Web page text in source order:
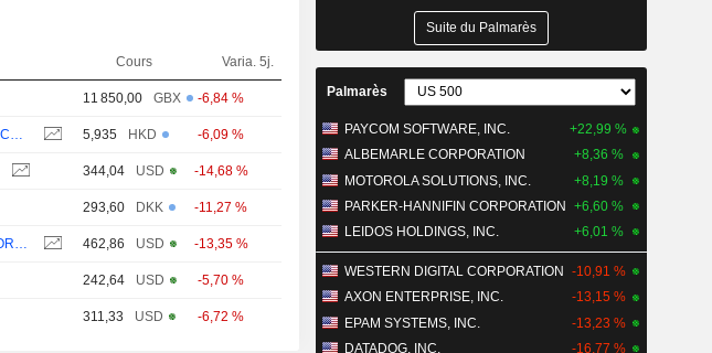
Cours Varia. 5j.
11 850,00 GBX -6,84 %
5,935 HKD -6,09 %
344,04 USD -14,68 %
293,60 DKK -11,27 %
462,86 USD -13,35 %
242,64 USD -5,70 %
311,33 USD -6,72 %
Suite du Palmarès
Palmarès
PAYCOM SOFTWARE, INC.
+22,99 %
ALBEMARLE CORPORATION
+8,36 %
MOTOROLA SOLUTIONS, INC.
+8,19 %
PARKER-HANNIFIN CORPORATION +6,60 %
LEIDOS HOLDINGS, INC.
+6,01 %
WESTERN DIGITAL CORPORATION
-10,91 %
AXON ENTERPRISE, INC.
-13,15 %
EPAM SYSTEMS, INC.
-13,23 %
DATADOG, INC.
-16,77 %